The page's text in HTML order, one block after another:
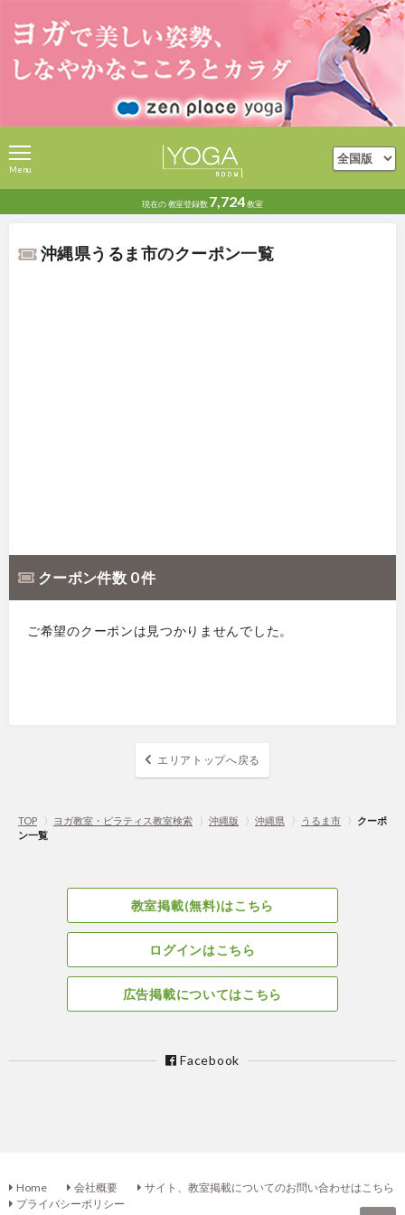
現在の教室登録数 7,724教室
Menu
沖縄県うるま市のクーポン一覧
クーポン件数 0 件
ご希望のクーポンは見つかりませんでした。
エリアトップへ戻る
TOP 〉 ヨガ教室・ピラティス教室検索 〉 沖縄版 〉 沖縄県 〉 うるま市 〉 クーポ
ン一覧
教室掲載(無料)はこちら
ログインはこちら
広告掲載についてはこちら
Facebook
Home 会社概要
サイト、教室掲載についてのお問い合わせはこちら
プライバシーポリシー